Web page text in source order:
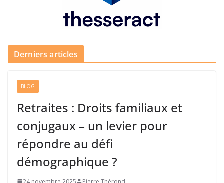
Derniers articles
BLOG
Retraites : Droits familiaux et
conjugaux – un levier pour
répondre au défi
démographique ?
24 novembre 2025 Pierre Thérond